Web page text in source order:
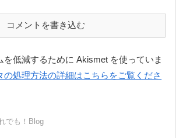
コメントを書き込む
を低減するために Akismet を使っていま
の処理方法の詳細はこちらをご覧くださ
でも！Blog